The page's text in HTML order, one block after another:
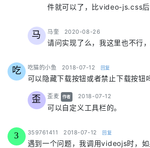
件就可以了，比video-js.css
马 马奎 says:
2020-08-26
请问实现了么，我这里也不行
吃 吃猫的小鱼 says:
2018-07-12 回复
可以隐藏下载按钮或者禁止下载按钮
歪 歪麦 says:
作者 2018-07-12
可以自定义工具栏的。
3 359761411 says:
2018-07-12 回复
遇到一个问题，我调用videojs时，